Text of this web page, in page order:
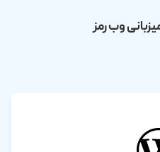
وب رمز